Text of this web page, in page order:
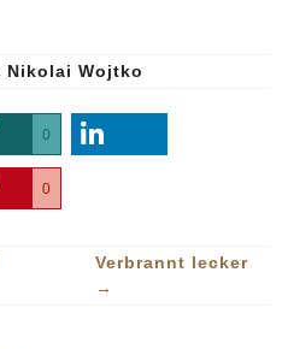
Nikolai Wojtko
0
0
Verbrannt lecker
→